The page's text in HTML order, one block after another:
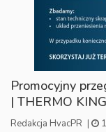
Promocyjny
| THERMO KING
Redakcja HvacPR |